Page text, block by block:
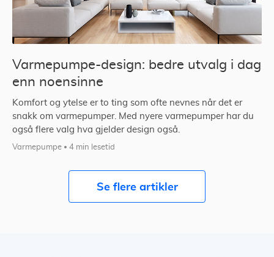
Varmepumpe-design: bedre utvalg i dag
enn noensinne
Komfort og ytelse er to ting som ofte nevnes når det er
snakk om varmepumper. Med nyere varmepumper har du
også flere valg hva gjelder design også.
Varmepumpe 4 min lesetid
Se flere artikler